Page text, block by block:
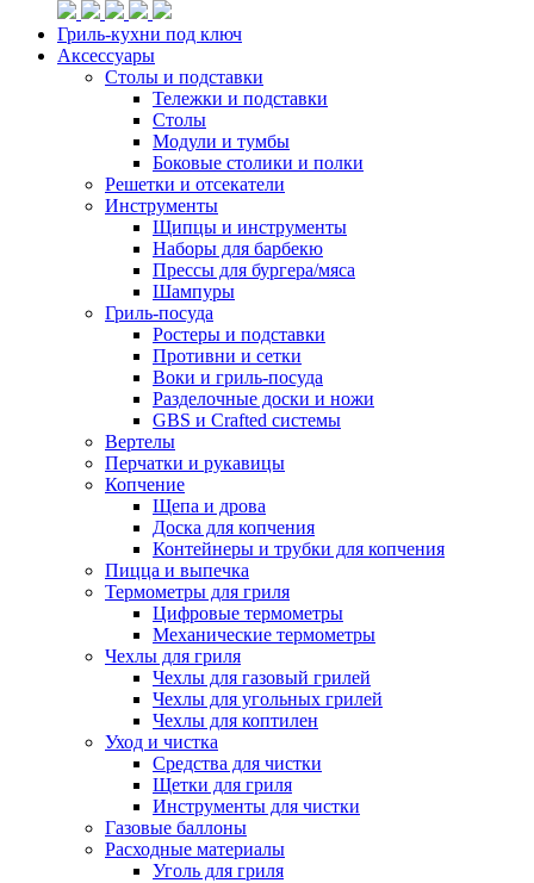
Гриль-кухни под ключ
Аксессуары
Столы и подставки
Тележки и подставки
Столы
Модули и тумбы
Боковые столики и полки
Решетки и отсекатели
Инструменты
Щипцы и инструменты
Наборы для барбекю
Прессы для бургера/мяса
Шампуры
Гриль-посуда
Ростеры и подставки
Противни и сетки
Воки и гриль-посуда
Разделочные доски и ножи
GBS и Crafted системы
Вертелы
Перчатки и рукавицы
Копчение
Щепа и дрова
Доска для копчения
Контейнеры и трубки для копчения
Пицца и выпечка
Термометры для гриля
Цифровые термометры
Механические термометры
Чехлы для гриля
Чехлы для газовый грилей
Чехлы для угольных грилей
Чехлы для коптилен
Уход и чистка
Средства для чистки
Щетки для гриля
Инструменты для чистки
Газовые баллоны
Расходные материалы
Уголь для гриля